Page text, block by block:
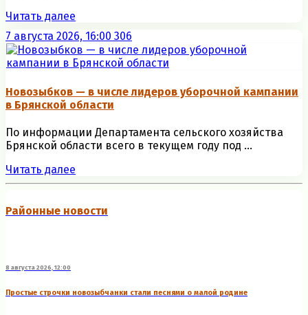
Читать далее
7 августа 2026, 16:00 306
Новозыбков — в числе лидеров уборочной кампании
в Брянской области
По информации Департамента сельского хозяйства
Брянской области всего в текущем году под ...
Читать далее
Районные новости
8 августа 2026, 12:00
Простые строчки новозыбчанки стали песнями о малой родине